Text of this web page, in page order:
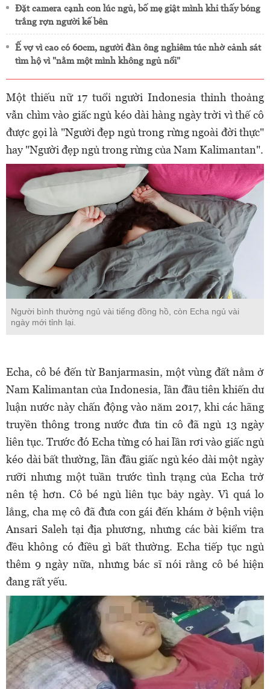
Đặt camera cạnh con lúc ngủ, bố mẹ giật mình khi thấy bóng
trắng rợn người kế bên
Ế vợ vì cao có 60cm, người đàn ông nghiêm túc nhờ cảnh sát
tìm hộ vì "nằm một mình không ngủ nổi"
Một thiếu nữ 17 tuổi người Indonesia thỉnh thoảng
vẫn chìm vào giấc ngủ kéo dài hàng ngày trời vì thế cô
được gọi là "Người đẹp ngủ trong rừng ngoài đời thực"
hay "Người đẹp ngủ trong rừng của Nam Kalimantan".
Người bình thường ngủ vài tiếng đồng hồ, còn Echa ngủ vài
ngày mới tỉnh lại.
Echa, cô bé đến từ Banjarmasin, một vùng đất nằm ở
Nam Kalimantan của Indonesia, lần đầu tiên khiến dư
luận nước này chấn động vào năm 2017, khi các hãng
truyền thông trong nước đưa tin cô đã ngủ 13 ngày
liên tục. Trước đó Echa từng có hai lần rơi vào giấc ngủ
kéo dài bất thường, lần đầu giấc ngủ kéo dài một ngày
rưỡi nhưng một tuần trước tình trạng của Echa trở
nên tệ hơn. Cô bé ngủ liên tục bảy ngày. Vì quá lo
lắng, cha mẹ cô đã đưa con gái đến khám ở bệnh viện
Ansari Saleh tại địa phương, nhưng các bài kiểm tra
đều không có điều gì bất thường. Echa tiếp tục ngủ
thêm 9 ngày nữa, nhưng bác sĩ nói rằng cô bé hiện
đang rất yếu.